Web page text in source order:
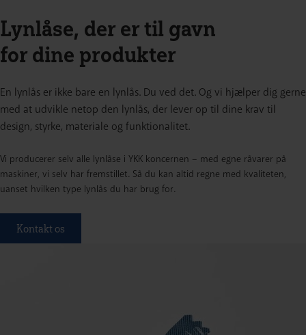
Lynlåse, der er til gavn
for dine produkter
En lynlås er ikke bare en lynlås. Du ved det. Og vi hjælper dig gerne
med at udvikle netop den lynlås, der lever op til dine krav til
design, styrke, materiale og funktionalitet.
Vi producerer selv alle lynlåse i YKK koncernen – med egne råvarer på
maskiner, vi selv har fremstillet. Så du kan altid regne med kvaliteten,
uanset hvilken type lynlås du har brug for.
Kontakt os